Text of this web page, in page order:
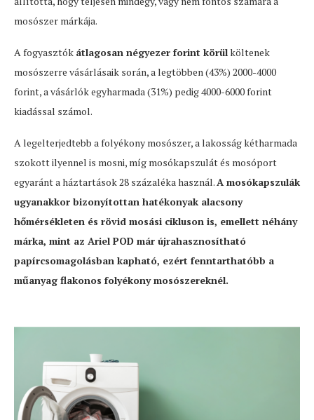
mosószer márkája.
A fogyasztók átlagosan négyezer forint körülköltenek
mosószerre vásárlásaik során, a legtöbben (43%) 2000-4000
forint, a vásárlók egyharmada (31%) pedig 4000-6000 forint
kiadással számol.
A legelterjedtebb a folyékony mosószer, a lakosság kétharmada
szokott ilyennel is mosni, míg mosókapszulát és mosóport
egyaránt a háztartások 28 százaléka használ.A mosókapszulák
ugyanakkor bizonyítottan hatékonyak alacsony
hőmérsékleten és rövid mosási cikluson is, emellett néhány
márka, mint az Ariel POD már újrahasznosítható
papírcsomagolásban kapható, ezért fenntarthatóbb a
műanyag flakonos folyékony mosószereknél.